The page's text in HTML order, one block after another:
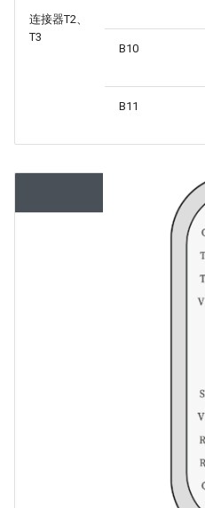
连接器T2、
T3
B10
B11
A1 A12 B1